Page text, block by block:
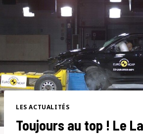
LES ACTUALITÉS
Toujours au top ! Le